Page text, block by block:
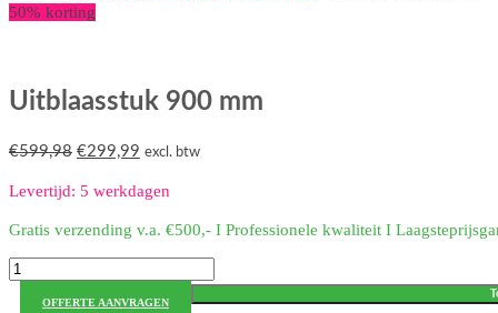
50% korting
Uitblaasstuk 900 mm
€599,98 Oorspronkelijke
was:
€299,99 Huidige
is:
excl. btw
Levertijd: 5 werkdagen
Gratis verzending v.a. €500,- I Professionele kwaliteit I
Uitblaasstuk
OFFERTE AANVRAGEN